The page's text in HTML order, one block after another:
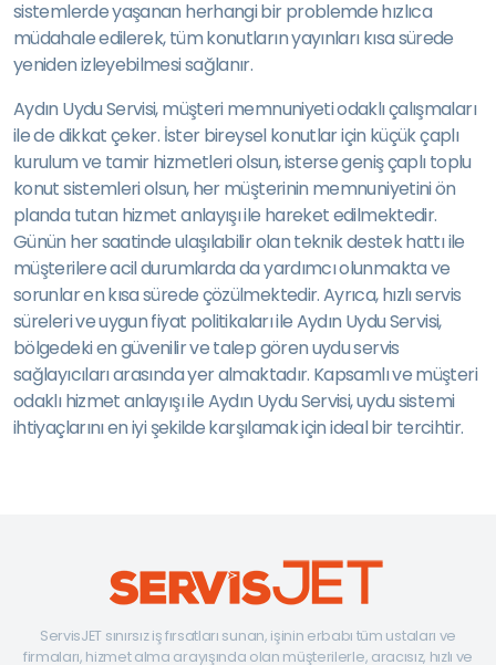
sistemlerde yaşanan herhangi bir problemde hızlıca
müdahale edilerek, tüm konutların yayınları kısa sürede
yeniden izleyebilmesi sağlanır.
Aydın Uydu Servisi, müşteri memnuniyeti odaklı çalışmaları
ile de dikkat çeker. İster bireysel konutlar için küçük çaplı
kurulum ve tamir hizmetleri olsun, isterse geniş çaplı toplu
konut sistemleri olsun, her müşterinin memnuniyetini ön
planda tutan hizmet anlayışı ile hareket edilmektedir.
Günün her saatinde ulaşılabilir olan teknik destek hattı ile
müşterilere acil durumlarda da yardımcı olunmakta ve
sorunlar en kısa sürede çözülmektedir. Ayrıca, hızlı servis
süreleri ve uygun fiyat politikaları ile Aydın Uydu Servisi,
bölgedeki en güvenilir ve talep gören uydu servis
sağlayıcıları arasında yer almaktadır. Kapsamlı ve müşteri
odaklı hizmet anlayışı ile Aydın Uydu Servisi, uydu sistemi
ihtiyaçlarını en iyi şekilde karşılamak için ideal bir tercihtir.
ServisJET sınırsız iş fırsatları sunan, işinin erbabı tüm ustaları ve
firmaları, hizmet alma arayışında olan müşterilerle, aracısız, hızlı ve